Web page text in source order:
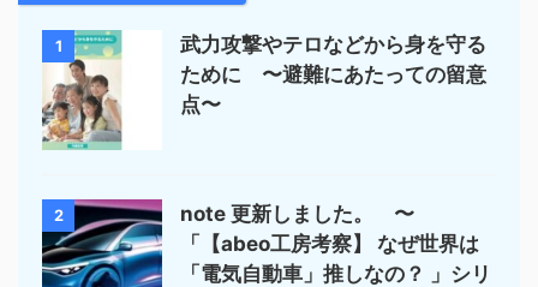
1
武力攻撃やテロなどから身を守る
ために 〜避難にあたっての留意
点〜
2
note 更新しました。 〜
「【abeo工房考察】 なぜ世界は
「電気自動車」推しなの？ 」シリ